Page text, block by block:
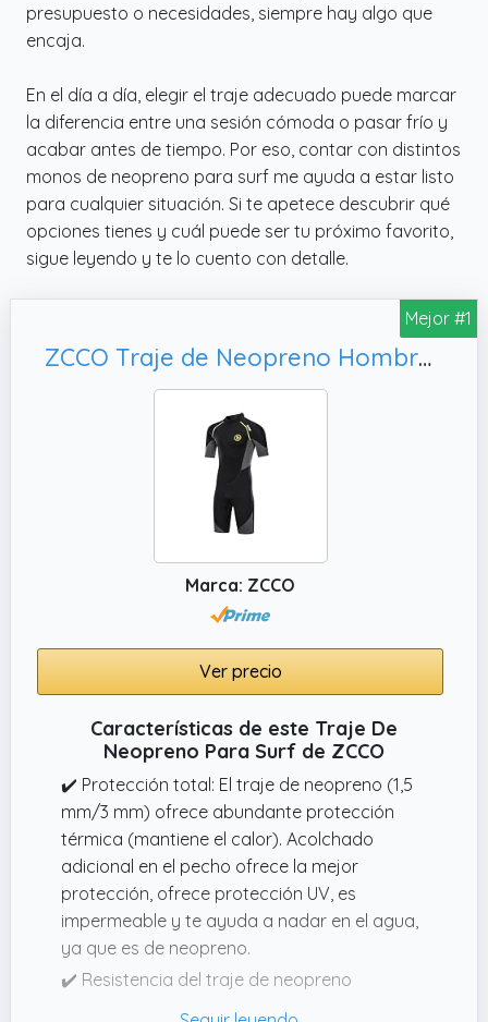
presupuesto o necesidades, siempre hay algo que
encaja.
En el día a día, elegir el traje adecuado puede marcar
la diferencia entre una sesión cómoda o pasar frío y
acabar antes de tiempo. Por eso, contar con distintos
monos de neopreno para surf me ayuda a estar listo
para cualquier situación. Si te apetece descubrir qué
opciones tienes y cuál puede ser tu próximo favorito,
sigue leyendo y te lo cuento con detalle.
Mejor #1
ZCCO Traje de Neopreno Hombre 1,5 mm Buceo Surf Pesca Submarina XL
Marca: ZCCO
Ver precio
Características de este Traje De
Neopreno Para Surf de ZCCO
✔️ Protección total: El traje de neopreno (1,5
mm/3 mm) ofrece abundante protección
térmica (mantiene el calor). Acolchado
adicional en el pecho ofrece la mejor
protección, ofrece protección UV, es
impermeable y te ayuda a nadar en el agua,
ya que es de neopreno.
✔️ Resistencia del traje de neopreno